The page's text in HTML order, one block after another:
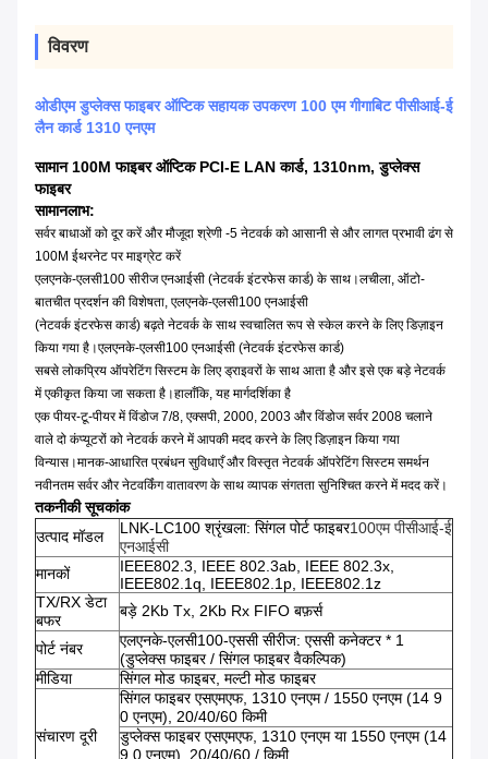
विवरण
ओडीएम डुप्लेक्स फाइबर ऑप्टिक सहायक उपकरण 100 एम गीगाबिट पीसीआई-ई
लैन कार्ड 1310 एनएम
सामान 100M फाइबर ऑप्टिक PCI-E LAN कार्ड, 1310nm, डुप्लेक्स
फाइबर
सामानलाभ:
सर्वर बाधाओं को दूर करें और मौजूदा श्रेणी -5 नेटवर्क को आसानी से और लागत प्रभावी ढंग से
100M ईथरनेट पर माइग्रेट करें
एलएनके-एलसी100 सीरीज एनआईसी (नेटवर्क इंटरफेस कार्ड) के साथ।लचीला, ऑटो-
बातचीत प्रदर्शन की विशेषता, एलएनके-एलसी100 एनआईसी
(नेटवर्क इंटरफेस कार्ड) बढ़ते नेटवर्क के साथ स्वचालित रूप से स्केल करने के लिए डिज़ाइन
किया गया है।एलएनके-एलसी100 एनआईसी (नेटवर्क इंटरफेस कार्ड)
सबसे लोकप्रिय ऑपरेटिंग सिस्टम के लिए ड्राइवरों के साथ आता है और इसे एक बड़े नेटवर्क
में एकीकृत किया जा सकता है।हालाँकि, यह मार्गदर्शिका है
एक पीयर-टू-पीयर में विंडोज 7/8, एक्सपी, 2000, 2003 और विंडोज सर्वर 2008 चलाने
वाले दो कंप्यूटरों को नेटवर्क करने में आपकी मदद करने के लिए डिज़ाइन किया गया
विन्यास।मानक-आधारित प्रबंधन सुविधाएँ और विस्तृत नेटवर्क ऑपरेटिंग सिस्टम समर्थन
नवीनतम सर्वर और नेटवर्किंग वातावरण के साथ व्यापक संगतता सुनिश्चित करने में मदद करें।
तकनीकी सूचकांक
उत्पाद मॉडल
LNK-LC100 श्रृंखला: सिंगल पोर्ट फाइबर100एम पीसीआई-ई
एनआईसी
मानकों
IEEE802.3, IEEE 802.3ab, IEEE 802.3x,
IEEE802.1q, IEEE802.1p, IEEE802.1z
TX/RX डेटा
बफर
बड़े 2Kb Tx, 2Kb Rx FIFO बफ़र्स
पोर्ट नंबर
एलएनके-एलसी100-एससी सीरीज: एससी कनेक्टर * 1
(डुप्लेक्स फाइबर / सिंगल फाइबर वैकल्पिक)
मीडिया
सिंगल मोड फाइबर, मल्टी मोड फाइबर
संचारण दूरी
सिंगल फाइबर एसएमएफ, 1310 एनएम / 1550 एनएम (14 9
0 एनएम), 20/40/60 किमी
डुप्लेक्स फाइबर एसएमएफ, 1310 एनएम या 1550 एनएम (14
9 0 एनएम), 20/40/60 / किमी